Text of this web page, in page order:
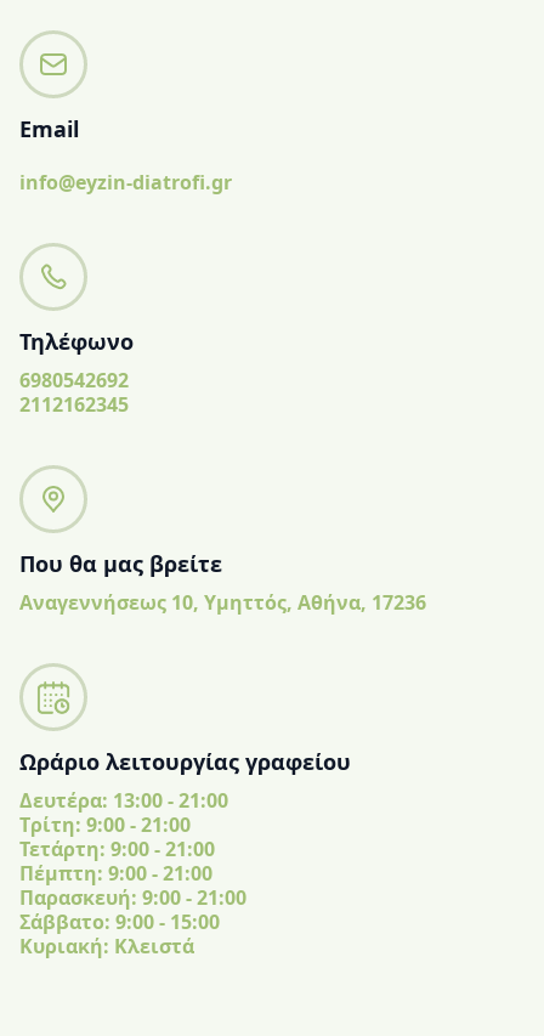
Email
info@eyzin-diatrofi.gr
Τηλέφωνο
6980542692
2112162345
Που θα μας βρείτε
Αναγεννήσεως 10, Υμηττός, Αθήνα, 17236
Ωράριο λειτουργίας γραφείου
Δευτέρα: 13:00 - 21:00
Tρίτη: 9:00 - 21:00
Τετάρτη: 9:00 - 21:00
Πέμπτη: 9:00 - 21:00
Παρασκευή: 9:00 - 21:00
Σάββατο: 9:00 - 15:00
Κυριακή: Κλειστά